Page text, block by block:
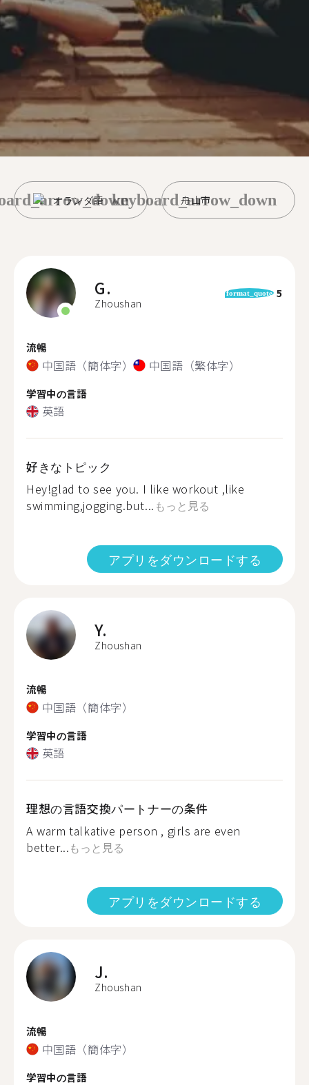
オランダ語 舟山市
keyboard_arrow_down
G.
Zhoushan
format_quote 5
流暢
中国語（簡体字） 中国語（繁体字）
学習中の言語
英語
好きなトピック
Hey!glad to see you. I like workout ,like
swimming,jogging.but... もっと見る
アプリをダウンロードする
Y.
Zhoushan
流暢
中国語（簡体字）
学習中の言語
英語
理想の言語交換パートナーの条件
A warm talkative person , girls are even
better...もっと見る
アプリをダウンロードする
J.
Zhoushan
流暢
中国語（簡体字）
学習中の言語